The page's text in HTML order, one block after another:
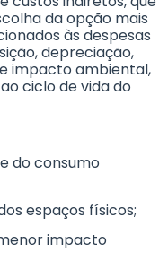
da opção mais
às despesas
depreciação,
impacto ambiental,
ciclo de vida do
do consumo
espaços físicos;
impacto